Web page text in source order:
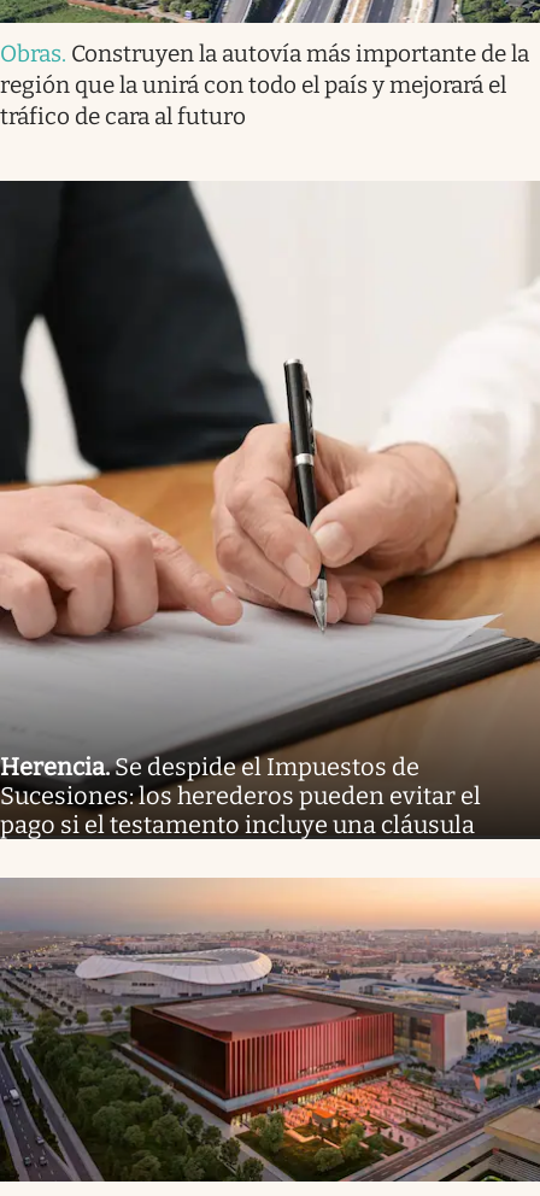
Obras. Construyen la autovía más importante de la
región que la unirá con todo el país y mejorará el
tráfico de cara al futuro
Herencia.Se despide el Impuestos de
Sucesiones: los herederos pueden evitar el
pago si el testamento incluye una cláusula